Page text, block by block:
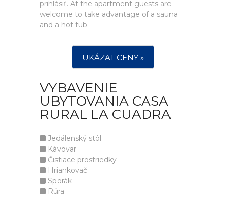
prihlásiť. At the apartment guests are
welcome to take advantage of a sauna
and a hot tub.
UKÁZAT CENY »
VYBAVENIE
UBYTOVANIA CASA
RURAL LA CUADRA
Jedálenský stôl
Kávovar
Čistiace prostriedky
Hriankovač
Sporák
Rúra